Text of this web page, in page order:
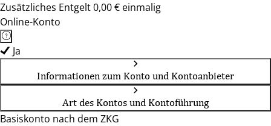
Zusätzliches Entgelt 0,00 € einmalig
Online-Konto
Ja
Informationen zum Konto und Kontoanbieter
Art des Kontos und Kontoführung
Basiskonto nach dem ZKG